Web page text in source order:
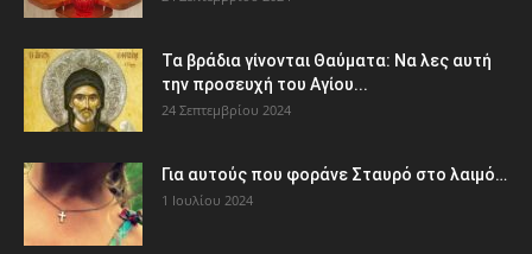
Τα βράδια γίνονται Θαύματα: Να λες αυτή
την προσευχή του Αγίου...
24 Σεπτεμβρίου 2024
Για αυτούς που φοράνε Σταυρό στο λαιμό…
1 Ιουλίου 2024